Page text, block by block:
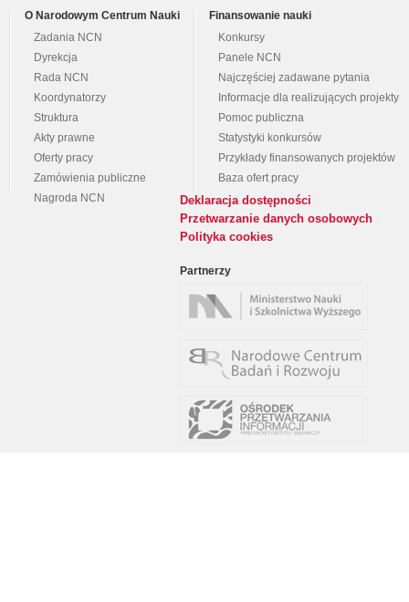
O Narodowym Centrum Nauki
Zadania NCN
Dyrekcja
Rada NCN
Koordynatorzy
Struktura
Akty prawne
Oferty pracy
Zamówienia publiczne
Nagroda NCN
Finansowanie nauki
Konkursy
Panele NCN
Najczęściej zadawane pytania
Informacje dla realizujących projekty
Pomoc publiczna
Statystyki konkursów
Przykłady finansowanych projektów
Baza ofert pracy
Deklaracja dostępności
Przetwarzanie danych osobowych
Polityka cookies
Partnerzy